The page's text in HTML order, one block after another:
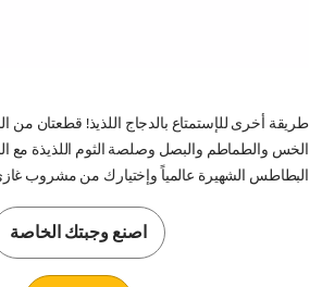
طريقة أخرى للإستمتاع بالدجاج اللذيذ! قطعتان من
الخس والطماطم والبصل وصلصة الثوم اللذيذة مع
البطاطس الشهيرة عالمياً وإختيارك من مشروب
اصنع وجبتك الخاصة